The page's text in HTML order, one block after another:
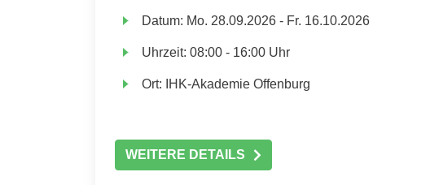
Datum: Mo. 28.09.2026 - Fr. 16.10.2026
Uhrzeit: 08:00 - 16:00 Uhr
Ort: IHK-Akademie Offenburg
WEITERE DETAILS